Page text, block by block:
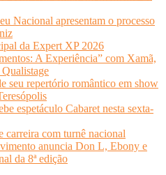
Nacional apresentam o processo
da Expert XP 2026
A Experiência” com Xamã,
seu repertório romântico em show
espetáculo Cabaret nesta sexta-
carreira com turnê nacional
anuncia Don L, Ebony e
da 8ª edição